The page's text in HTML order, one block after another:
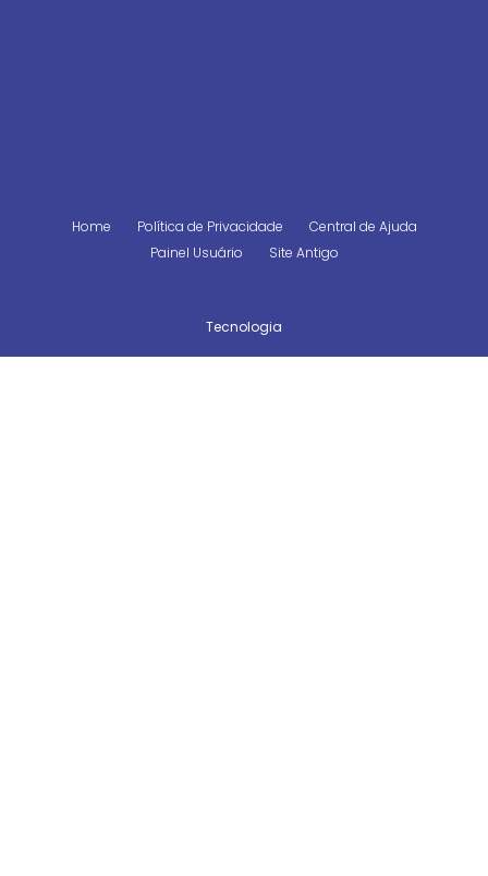
Home Política de Privacidade
Central de Ajuda
Painel Usuário
Site Antigo
Tecnologia